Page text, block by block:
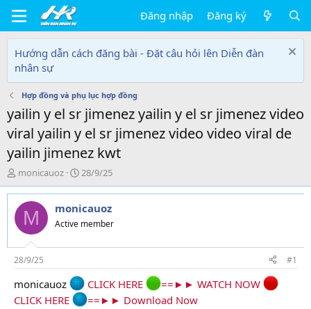
Đăng nhập Đăng ký
Hướng dẫn cách đăng bài - Đặt câu hỏi lên Diễn đàn
nhân sự
Hợp đồng và phụ lục hợp đồng
yailin y el sr jimenez yailin y el sr jimenez video
viral yailin y el sr jimenez video video viral de
yailin jimenez kwt
T
h
r
e
d
s
t
a
r
t
monicauoz
N
g
à
y
g
i
28/9/25
M monicauoz
Active member
28/9/25 #1
monicauoz CLICK HERE
==►► WATCH NOW
CLICK HERE
==►► Download Now